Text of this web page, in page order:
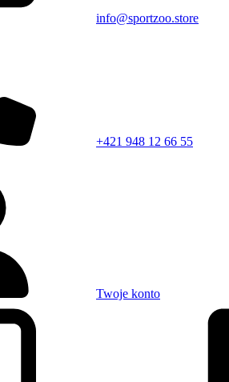
info@sportzoo.store
+421 948 12 66 55
Twoje konto